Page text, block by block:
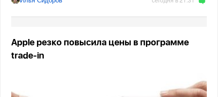
Apple резко повысила цены в программе
trade-in